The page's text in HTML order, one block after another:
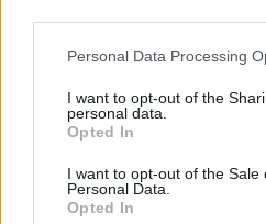
Personal Data Processing
I want to opt-out of the
personal data.
Opted In
I want to opt-out of the Sale
Personal Data.
Opted In
regisztrációhoz kötött.
Az előfizetés a következőket
Portfolio.hu teljes
kötéslistái